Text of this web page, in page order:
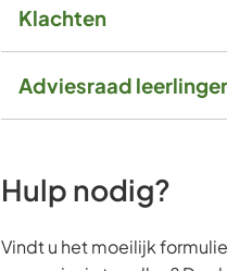
Klachten
Adviesraad
Hulp nodig?
Vindt u het moeilijk